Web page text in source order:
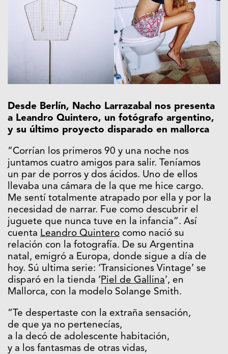
Desde Berlín, Nacho Larrazabal nos presenta
a Leandro Quintero, un fotógrafo argentino,
y su último proyecto disparado en mallorca
“Corrían los primeros 90 y una noche nos
juntamos cuatro amigos para salir. Teníamos
un par de porros y dos ácidos. Uno de ellos
llevaba una cámara de la que me hice cargo.
Me sentí totalmente atrapado por ella y por la
necesidad de narrar. Fue como descubrir el
juguete que nunca tuve en la infancia”. Así
cuenta Leandro Quintero como nació su
relación con la fotografía. De su Argentina
natal, emigró a Europa, donde sigue a día de
hoy. Sú ultima serie: ‘Transiciones Vintage’ se
disparó en la tienda ‘ Piel de Gallina’, en
Mallorca, con la modelo Solange Smith.
“Te despertaste con la extraña sensación,
de que ya no pertenecías,
a la decó de adolescente habitación,
y a los fantasmas de otras vidas,